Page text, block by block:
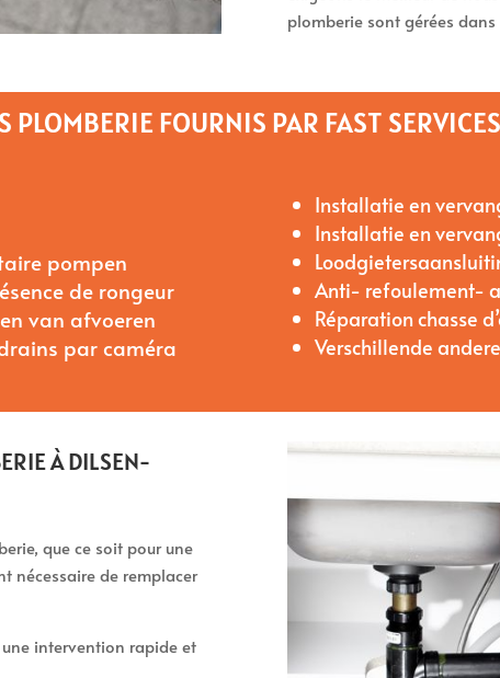
plomberie sont gérées
PLOMBERIE FOURNIS PAR FAST
pompen
de rongeur
van afvoeren
par caméra
Installatie en
Installatie en
Anti- refoulement-
Réparation chasse
Verschillende
À DILSEN-
que ce soit pour une
nécessaire de remplacer
intervention rapide et